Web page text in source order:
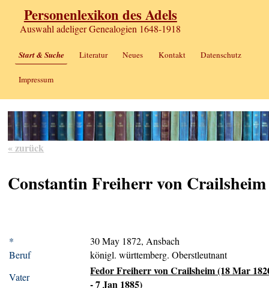
Personenlexikon des Adels
Auswahl adeliger Genealogien 1648-1918
Start & Suche Literatur Neues Kontakt Datenschutz
Impressum
« zurück
Constantin Freiherr von Crailsheim
*
30 May 1872, Ansbach
Beruf
königl. württemberg. Oberstleutnant
Vater
Fedor Freiherr von Crailsheim (18 Mar
- 7 Jan 1885)